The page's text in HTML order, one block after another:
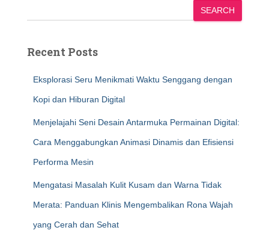
SEARCH
Recent Posts
Eksplorasi Seru Menikmati Waktu Senggang dengan
Kopi dan Hiburan Digital
Menjelajahi Seni Desain Antarmuka Permainan Digital:
Cara Menggabungkan Animasi Dinamis dan Efisiensi
Performa Mesin
Mengatasi Masalah Kulit Kusam dan Warna Tidak
Merata: Panduan Klinis Mengembalikan Rona Wajah
yang Cerah dan Sehat